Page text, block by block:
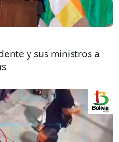
y sus ministros a